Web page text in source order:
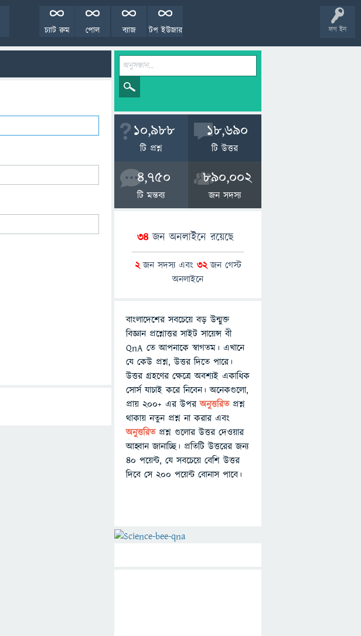
লগ ইন
টপ ইউজার
ব্যাজ
পোল
চ্যাট রুম
10,988
টি প্রশ্ন
18,690
টি উত্তর
4,750
টি মন্তব্য
890,002
জন সদস্য
34জন অনলাইনে রয়েছে
2জন সদস্য এবং 32জন গেস্ট
অনলাইনে
বাংলাদেশের সবচেয়ে বড় উন্মুক্ত
বিজ্ঞান প্রশ্নোত্তর সাইট সায়েন্স বী
QnA তে আপনাকে স্বাগতম। এখানে
যে কেউ প্রশ্ন, উত্তর দিতে পারে।
উত্তর গ্রহণের ক্ষেত্রে অবশ্যই একাধিক
সোর্স যাচাই করে নিবেন। অনেকগুলো,
প্রায় ২০০+ এর উপরঅনুত্তরিতপ্রশ্ন
থাকায় নতুন প্রশ্ন না করার এবং
অনুত্তরিত প্রশ্ন গুলোর উত্তর দেওয়ার
আহ্বান জানাচ্ছি। প্রতিটি উত্তরের জন্য
৪০ পয়েন্ট, যে সবচেয়ে বেশি উত্তর
দিবে সে ২০০ পয়েন্ট বোনাস পাবে।